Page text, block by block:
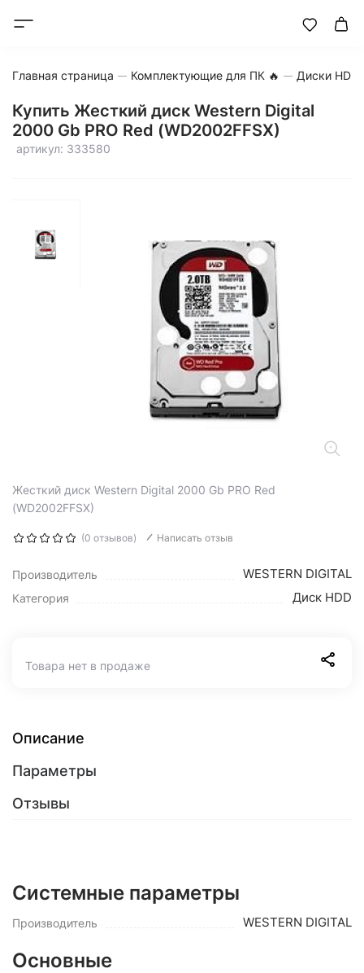
Главная страница Комплектующие для ПК 🔥 Диски HDD
Купить Жесткий диск Western Digital
2000 Gb PRO Red (WD2002FFSX)
артикул: 333580
Жесткий диск Western Digital 2000 Gb PRO Red
(WD2002FFSX)
(0 отзывов) Написать отзыв
Производитель WESTERN DIGITAL
Категория Диск HDD
Товара нет в продаже
Описание
Параметры
Отзывы
Системные параметры
Производитель WESTERN DIGITAL
Основные